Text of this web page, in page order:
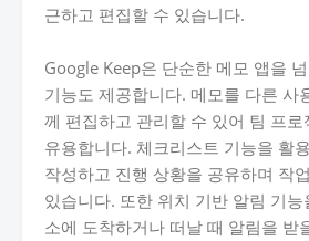
근하고 편집할 수 있습니다.
Google Keep은 단순한 메모 앱을
기능도 제공합니다. 메모를 다른 사
께 편집하고 관리할 수 있어 팀 프
유용합니다. 체크리스트 기능을 활
작성하고 진행 상황을 공유하며 작
있습니다. 또한 위치 기반 알림 기
소에 도착하거나 떠날 때 알림을 받